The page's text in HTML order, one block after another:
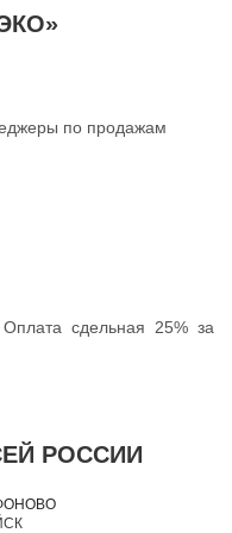
по продажам
сдельная 25% за
РОССИИ